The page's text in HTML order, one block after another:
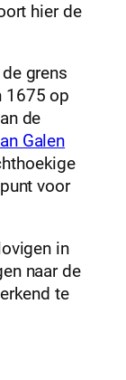
hier de
grens
1675 op
de
Galen
voor
in
naar de
te